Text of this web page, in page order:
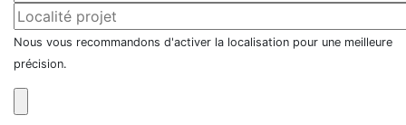
Nous vous recommandons d'activer la localisation pour une meilleure
précision.